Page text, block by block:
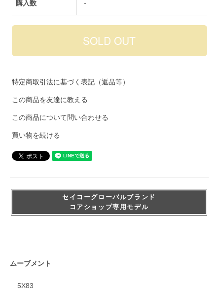
購入数 -
特定商取引法に基づく表記（返品等）
この商品を友達に教える
この商品について問い合わせる
買い物を続ける
セイコーグローバルブランド
コアショップ専用モデル
ムーブメント
5X83